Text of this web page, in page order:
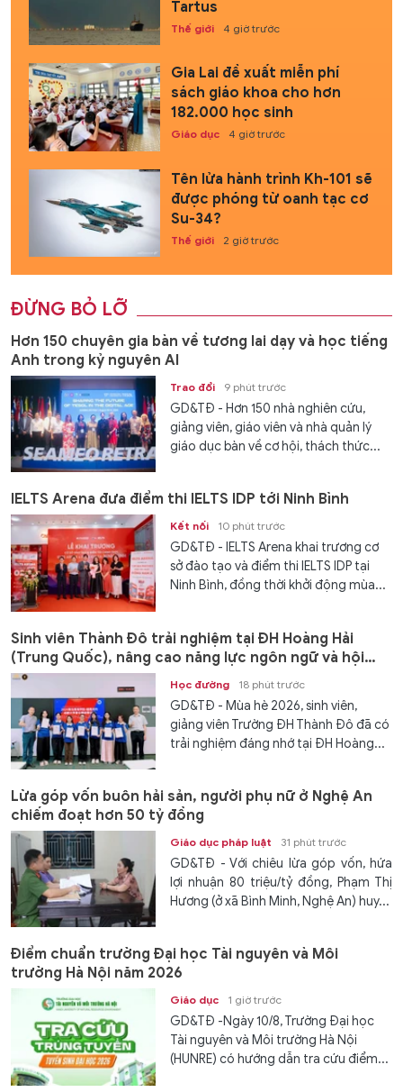
Tartus
Thế giới 4 giờ trước
Gia Lai đề xuất miễn phí
sách giáo khoa cho hơn
182.000 học sinh
Giáo dục 4 giờ trước
Tên lửa hành trình Kh-101 sẽ
được phóng từ oanh tạc cơ
Su-34?
Thế giới 2 giờ trước
ĐỪNG BỎ LỠ
Hơn 150 chuyên gia bàn về tương lai dạy và học tiếng
Anh trong kỷ nguyên AI
Trao đổi 9 phút trước
GD&TĐ - Hơn 150 nhà nghiên cứu,
giảng viên, giáo viên và nhà quản lý
giáo dục bàn về cơ hội, thách thức...
IELTS Arena đưa điểm thi IELTS IDP tới Ninh Bình
Kết nối 10 phút trước
GD&TĐ - IELTS Arena khai trương cơ
sở đào tạo và điểm thi IELTS IDP tại
Ninh Bình, đồng thời khởi động mùa...
Sinh viên Thành Đô trải nghiệm tại ĐH Hoàng Hải
(Trung Quốc), nâng cao năng lực ngôn ngữ và hội
nhập
Học đường 18 phút trước
GD&TĐ - Mùa hè 2026, sinh viên,
giảng viên Trường ĐH Thành Đô đã có
trải nghiệm đáng nhớ tại ĐH Hoàng...
Lừa góp vốn buôn hải sản, người phụ nữ ở Nghệ An
chiếm đoạt hơn 50 tỷ đồng
Giáo dục pháp luật 31 phút trước
GD&TĐ - Với chiêu lừa góp vốn, hứa
lợi nhuận 80 triệu/tỷ đồng, Phạm Thị
Hương (ở xã Bình Minh, Nghệ An) huy...
Điểm chuẩn trường Đại học Tài nguyên và Môi
trường Hà Nội năm 2026
Giáo dục 1 giờ trước
GD&TĐ -Ngày 10/8, Trường Đại học
Tài nguyên và Môi trường Hà Nội
(HUNRE) có hướng dẫn tra cứu điểm...